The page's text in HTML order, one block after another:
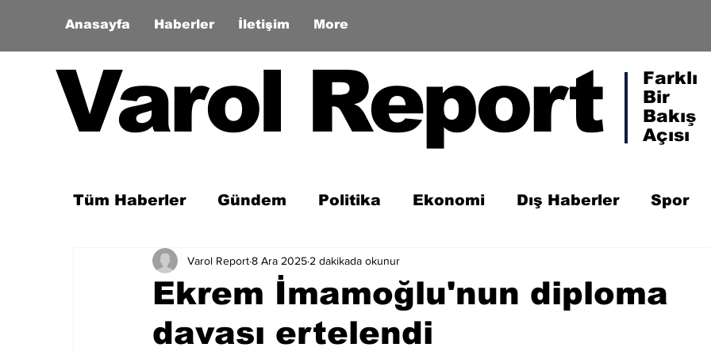
Anasayfa Haberler İletişim More
Varol Report
Farklı
Bir
Bakış
Açısı
Tüm Haberler Gündem Politika Ekonomi Dış Haberler Spor
Son Dakika Zaman Tüneli
Ekrem İmamoğlu'nun diploma
davası ertelendi
Varol Report8 Ara 2025 2 dakikada okunur